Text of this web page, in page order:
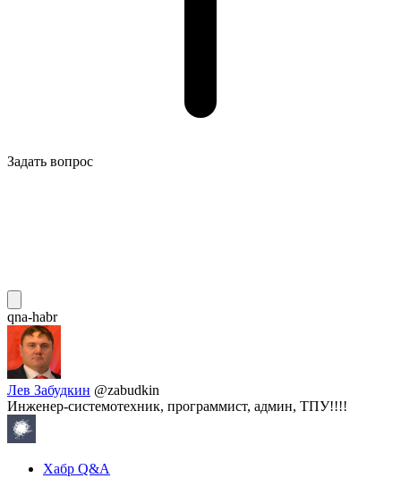
Задать вопрос
qna-habr
Лев Забудкин @zabudkin
Инженер-системотехник, программист, админ, ТПУ!!!!
Хабр Q&A